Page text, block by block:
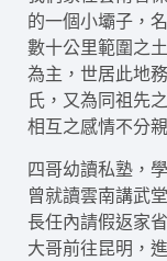
的一個小壩子，
數十公里範圍之
為主，世居此地
氏，又為同祖先
相互之感情不分
四哥幼讀私塾，
曾就讀雲南講武
長任內請假返家
大哥前往昆明，